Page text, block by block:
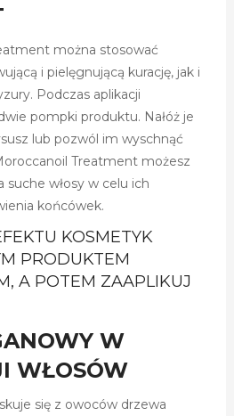
można stosować
i pielęgnującą kurację, jak i
Podczas aplikacji
pompki produktu. Nałóż je
lub pozwól im wyschnąć
Treatment możesz
suche włosy w celu ich
końcówek.
KOSMETYK
PRODUKTEM
A POTEM ZAAPLIKUJ
W
WŁOSÓW
się z owoców drzewa